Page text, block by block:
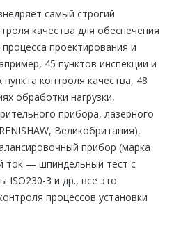
самый строгий
качества для обеспечения
проектирования и
45 пунктов инспекции и
контроля качества, 48
обработки нагрузки,
прибора, лазерного
Великобритания),
прибор (марка
ток — шпиндельный тест с
3 и др., все это
процессов установки